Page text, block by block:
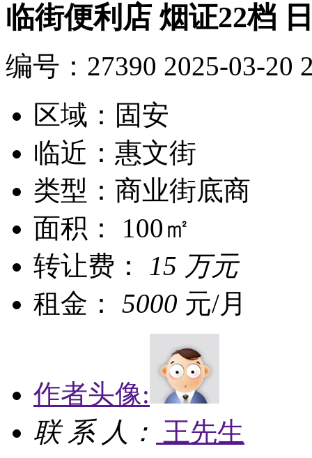
临街便利店 烟证22档
编号： 27390 2025-03-20
区域：固安
临近：惠文街
类型：商业街底商
面积： 100㎡
转让费：
15 万元
租金：
5000 元/月
作者头像:
联 系 人： 王先生